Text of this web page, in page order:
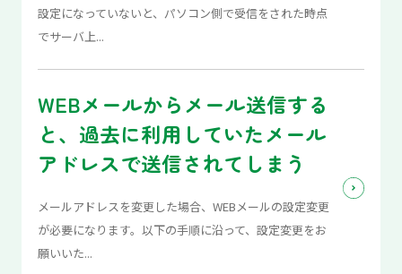
設定になっていないと、パソコン側で受信をされた時点
でサーバ上...
WEBメールからメール送信する
と、過去に利用していたメール
アドレスで送信されてしまう
メールアドレスを変更した場合、WEBメールの設定変更
が必要になります。以下の手順に沿って、設定変更をお
願いいた...